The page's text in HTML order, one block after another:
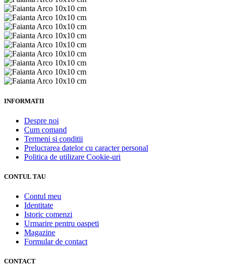
INFORMATII
Despre noi
Cum comand
Termeni si conditii
Prelucrarea datelor cu caracter personal
Politica de utilizare Cookie-uri
CONTUL TAU
Contul meu
Identitate
Istoric comenzi
Urmarire pentru oaspeti
Magazine
Formular de contact
CONTACT